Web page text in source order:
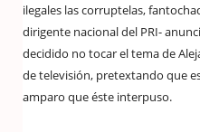
ilegales las corruptelas,
dirigente nacional del PRI-
decidido no tocar el tema de
de televisión, pretextando que
amparo que éste interpuso.